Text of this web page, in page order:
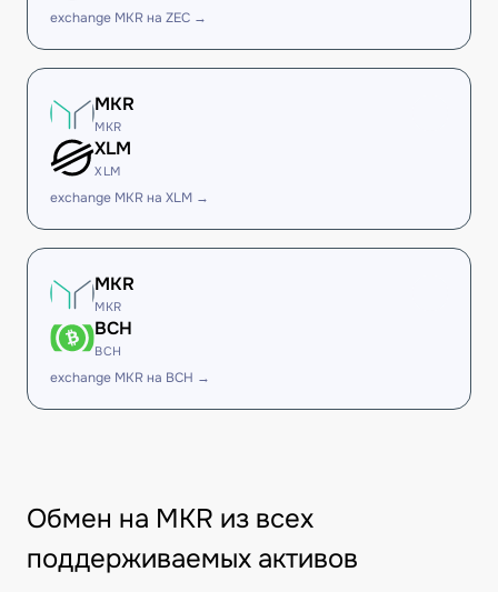
exchange MKR на ZEC →
MKR
MKR
XLM
XLM
exchange MKR на XLM →
MKR
MKR
BCH
BCH
exchange MKR на BCH →
Обмен на MKR из всех
поддерживаемых активов